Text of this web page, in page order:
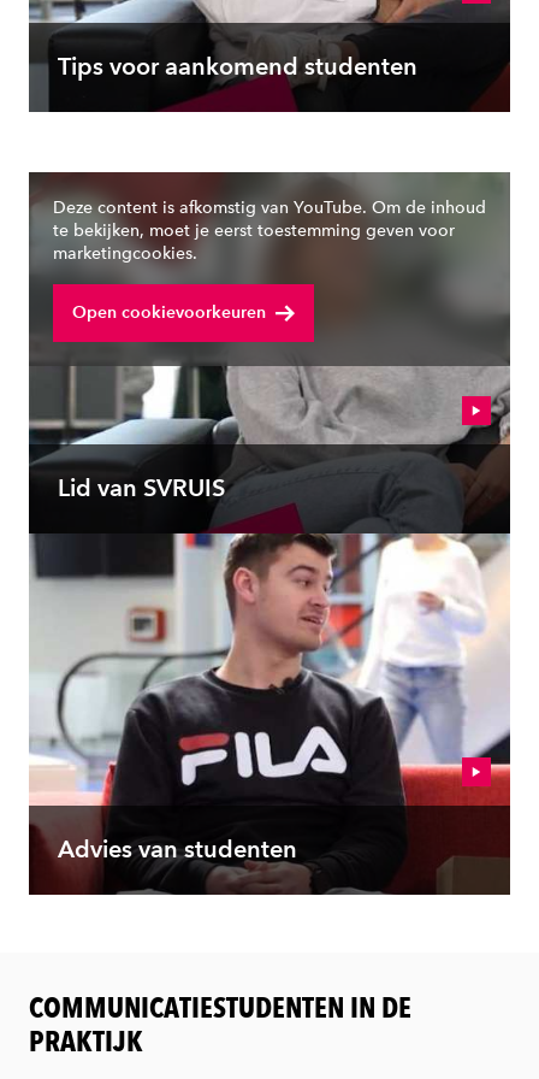
Tips voor aankomend studenten
Lid van SVRUIS
Advies van studenten
Deze content is afkomstig van YouTube. Om de inhoud
te bekijken, moet je eerst toestemming geven voor
marketingcookies.
Open cookievoorkeuren
COMMUNICATIESTUDENTEN IN DE
PRAKTIJK